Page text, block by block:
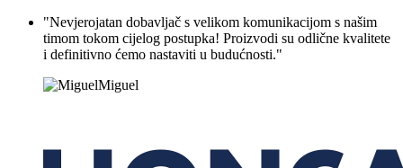
"Nevjerojatan dobavljač s velikom komunikacijom s našim
timom tokom cijelog postupka! Proizvodi su odlične kvalitete
i definitivno ćemo nastaviti u budućnosti."
Miguel